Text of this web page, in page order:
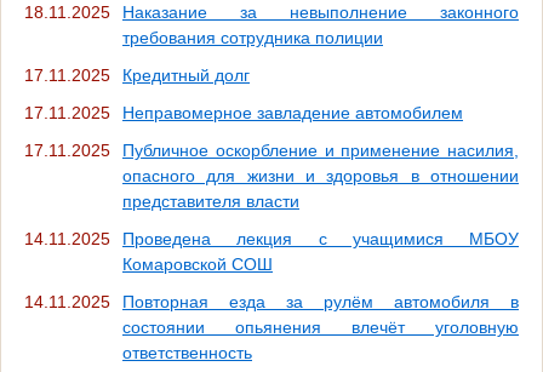
18.11.2025
Наказание за невыполнение законного
требования сотрудника полиции
17.11.2025
Кредитный долг
17.11.2025
Неправомерное завладение автомобилем
17.11.2025
Публичное оскорбление и применение насилия,
опасного для жизни и здоровья в отношении
представителя власти
14.11.2025
Проведена лекция с учащимися МБОУ
Комаровской СОШ
14.11.2025
Повторная езда за рулём автомобиля в
состоянии опьянения влечёт уголовную
ответственность